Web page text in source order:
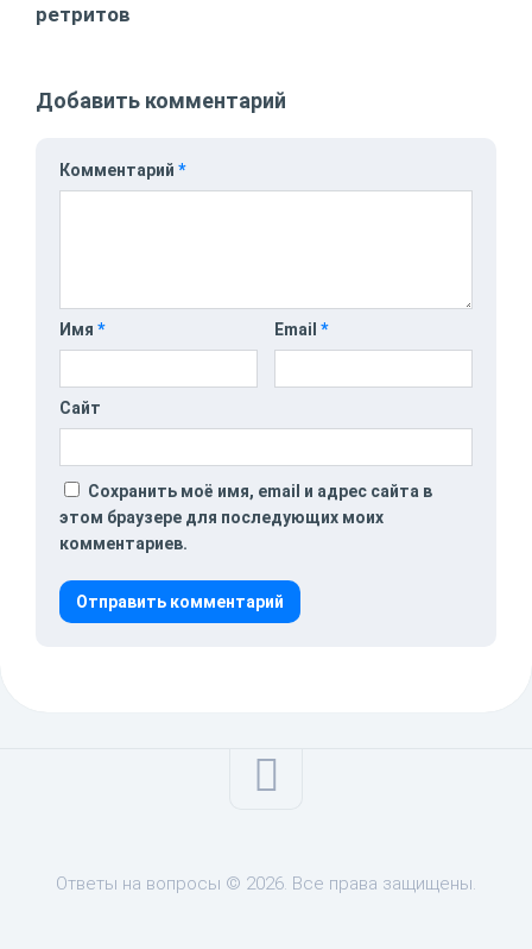
ретритов
Добавить комментарий
Комментарий *
Имя * Email *
Сайт
Сохранить моё имя, email и адрес сайта в
этом браузере для последующих моих
комментариев.
Ответы на вопросы © 2026. Все права защищены.